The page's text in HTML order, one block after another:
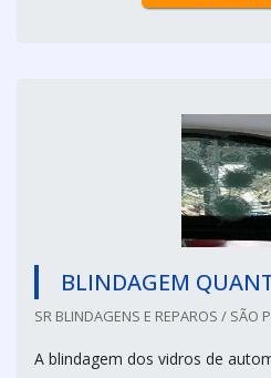
BLINDAGEM
SR BLINDAGENS E REPAROS / SÃO
A blindagem dos vidros de